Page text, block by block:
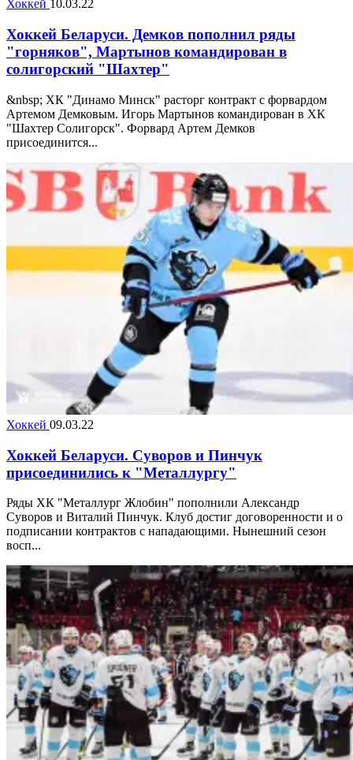
Хоккей 10.03.22
Хоккей Беларуси. Демков пополнил ряды
"горняков", Мартынов командирован в
солигорский "Шахтер"
&nbsp; ХК "Динамо Минск" расторг контракт с форвардом
Артемом Демковым. Игорь Мартынов командирован в ХК
"Шахтер Солигорск". Форвард Артем Демков
присоединится...
Хоккей 09.03.22
Хоккей Беларуси. Суворов и Пинчук
присоединились к "Металлургу"
Ряды ХК "Металлург Жлобин" пополнили Александр
Суворов и Виталий Пинчук. Клуб достиг договоренности и о
подписании контрактов с нападающими. Нынешний сезон
восп...